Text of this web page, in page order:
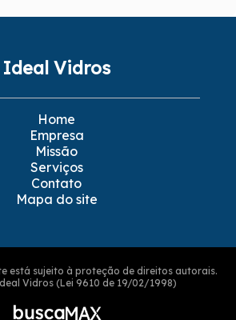
Ideal Vidros
Home
Empresa
Missão
Serviços
Contato
Mapa do site
está sujeito à proteção de direitos autorais.
Vidros (Lei 9610 de 19/02/1998)